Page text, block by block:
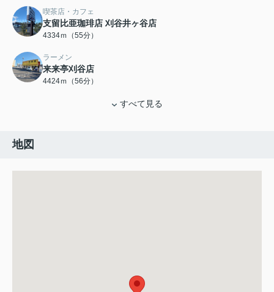
喫茶店・カフェ
支留比亜珈琲店 刈谷井ヶ谷店
4334ｍ（55分）
ラーメン
来来亭刈谷店
4424ｍ（56分）
すべて見る
地図